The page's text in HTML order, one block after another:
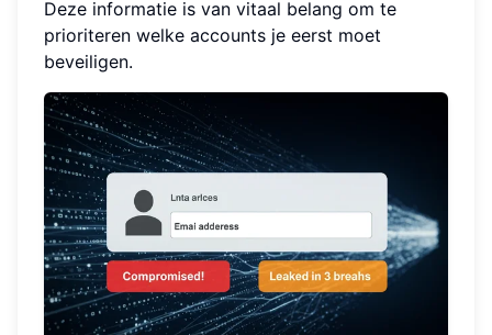
Deze informatie is van vitaal belang om te
prioriteren welke accounts je eerst moet
beveiligen.